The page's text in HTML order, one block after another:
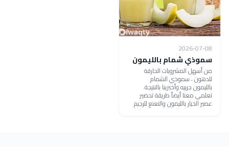
2026-07-08
سموذي شمام بالليمون
من أسهل المشروبات الحارقة
للدهون ، سموذي الشمام
بالليمون جربيه وأخبرينا بالنتيجة.
تعلمي معنا أيضاً طريقة تحضير:
عصير الخيار بالليمون والنعنع للرجيم